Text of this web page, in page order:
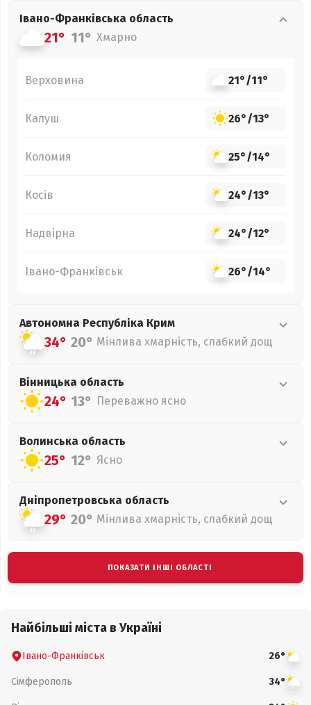
Івано-Франківська область
21° 11° Хмарно
Верховина 21°/11°
Калуш 26°/13°
Коломия 25°/14°
Косів 24°/13°
Надвірна 24°/12°
Івано-Франківськ 26°/14°
Автономна Республіка Крим
34° 20° Мінлива хмарність, слабкий дощ
Вінницька область
24° 13° Переважно ясно
Волинська область
25° 12° Ясно
Дніпропетровська область
29° 20° Мінлива хмарність, слабкий дощ
ПОКАЗАТИ ІНШІ ОБЛАСТІ
Найбільші міста в Україні
Івано-Франківськ 26°
Сімферополь 34°